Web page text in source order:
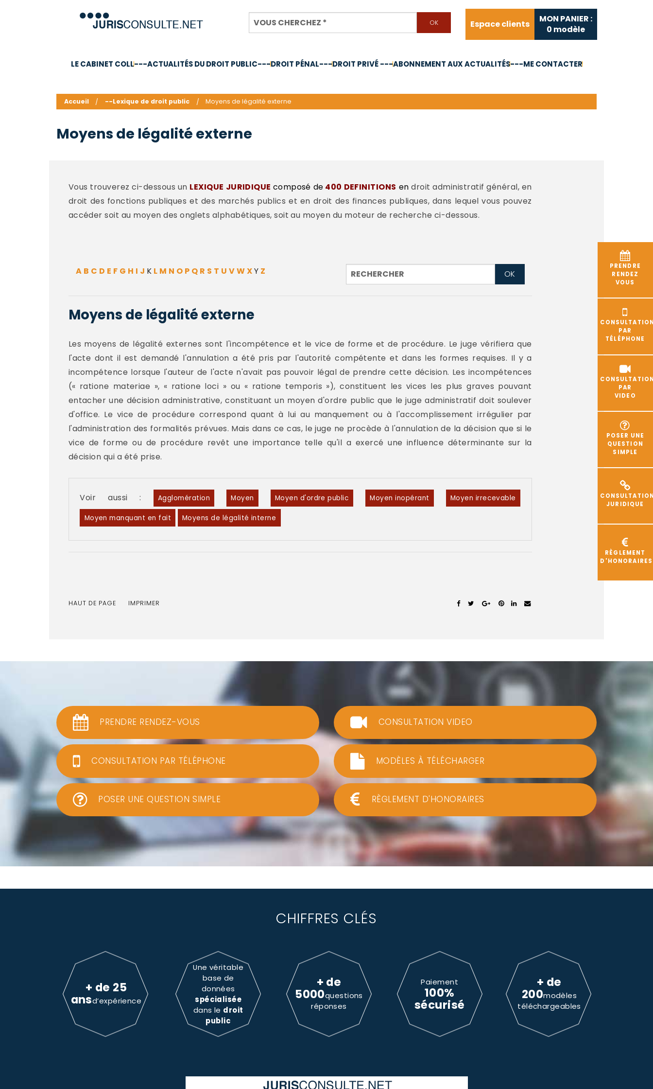
Espace clients
MON PANIER :
0 modèle
LE CABINET COLL---ACTUALITÉS DU DROIT PUBLIC---DROIT PÉNAL---DROIT PRIVÉ ---ABONNEMENT AUX ACTUALITÉS---ME CONTACTER
PRENDRE
RENDEZ
VOUS
PAR
TÉLÉPHONE
PAR
VIDEO
POSER UNE
QUESTION
SIMPLE
JURIDIQUE
RÈGLEMENT
D'HONORAIRES
Accueil --Lexique de droit public Moyens de légalité externe
Moyens de légalité externe
Vous trouverez ci-dessous un LEXIQUE JURIDIQUE composé de 400 DEFINITIONS endroit administratif général, en
droit des fonctions publiques et des marchés publics et en droit des finances publiques, dans lequel vous pouvez
accéder soit au moyen des onglets alphabétiques, soit au moyen du moteur de recherche ci-dessous.
A B C D E F G H I J K L M N O P Q R S T U VWXY Z
Moyens de légalité externe
Les moyens de légalité externes sont l'incompétence et le vice de forme et de procédure. Le juge vérifiera que
l'acte dont il est demandé l'annulation a été pris par l'autorité compétente et dans les formes requises. Il y a
incompétence lorsque l'auteur de l'acte n'avait pas pouvoir légal de prendre cette décision. Les incompétences
(« ratione materiae », « ratione loci » ou « ratione temporis »), constituent les vices les plus graves pouvant
entacher une décision administrative, constituant un moyen d'ordre public que le juge administratif doit soulever
d'office. Le vice de procédure correspond quant à lui au manquement ou à l'accomplissement irrégulier par
l'administration des formalités prévues. Mais dans ce cas, le juge ne procède à l'annulation de la décision que si le
vice de forme ou de procédure revêt une importance telle qu'il a exercé une influence déterminante sur la
décision qui a été prise.
Voir aussi : Agglomération Moyen Moyen d'ordre public Moyen inopérant Moyen irrecevable
Moyen manquant en fait Moyens de légalité interne
HAUT DE PAGE IMPRIMER
PRENDRE RENDEZ-VOUS
CONSULTATION PAR TÉLÉPHONE
POSER UNE QUESTION SIMPLE
CONSULTATION VIDEO
MODÈLES À TÉLÉCHARGER
RÈGLEMENT D'HONORAIRES
CHIFFRES CLÉS
+ de 25
ansd’expérience
Une véritable
base de
données
spécialisée
dans le droit
public
+ de
5000questions
réponses
Paiement
100%
sécurisé
+ de
200modèles
téléchargeables